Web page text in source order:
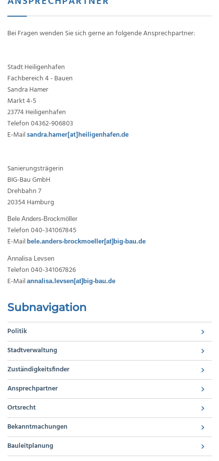
Bei Fragen wenden Sie sich gerne an folgende Ansprechpartner:
Stadt Heiligenhafen
Fachbereich 4 - Bauen
Sandra Hamer
Markt 4-5
23774 Heiligenhafen
Telefon 04362-906803
E-Mailsandra.hamer[at]heiligenhafen.de
Sanierungsträgerin
BIG-Bau GmbH
Drehbahn 7
20354 Hamburg
Bele Anders-Brockmöller
Telefon 040-341067845
E-Mail bele.anders-brockmoeller[at]big-bau.de
Annalisa Levsen
Telefon 040-341067826
E-Mail annalisa.levsen[at]big-bau.de
Subnavigation
Politik
Stadtverwaltung
Zuständigkeitsfinder
Ansprechpartner
Ortsrecht
Bekanntmachungen
Bauleitplanung